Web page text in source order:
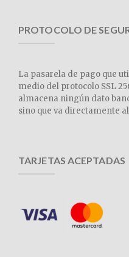
PROTOCOLO DE
La pasarela de pago que
medio del protocolo SSL
almacena ningún dato
sino que va directamente
TARJETAS ACEPTADAS